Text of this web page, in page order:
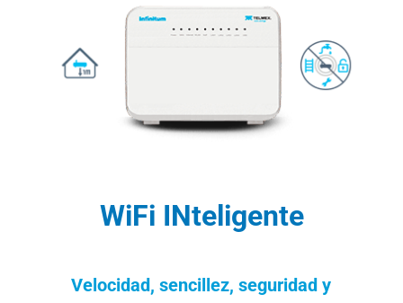
WiFi INteligente
Velocidad, sencillez, seguridad y